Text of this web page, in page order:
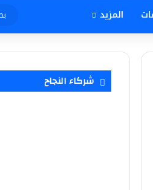
المزيد
شركاء النجاح